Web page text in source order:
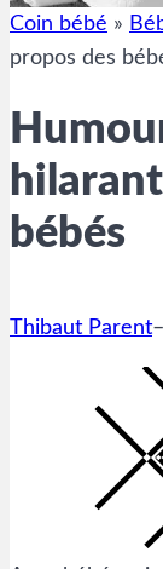
Coin bébé »
propos des
bébés
Thibaut Parent–